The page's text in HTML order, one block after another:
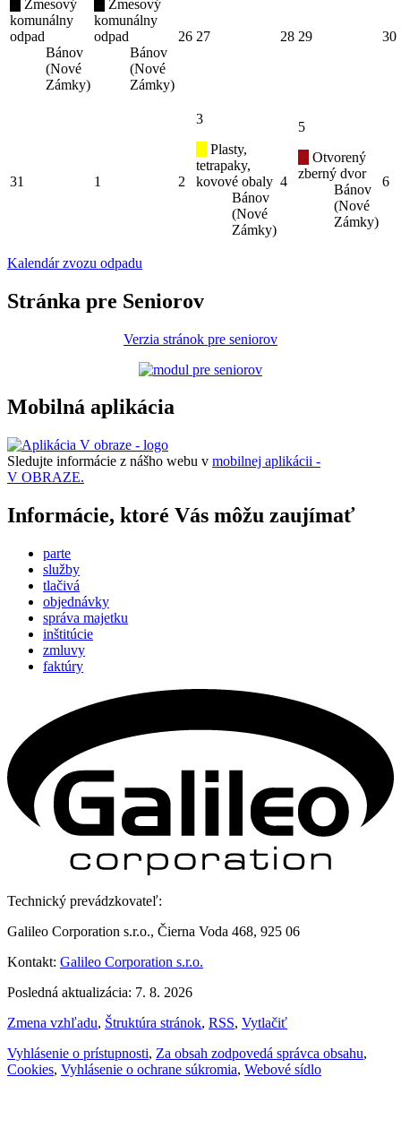
Zmesový
komunálny
odpad
Bánov
(Nové
Zámky)
Zmesový
komunálny
odpad
Bánov
(Nové
Zámky)
26 27 28 29 30
31 1 2
3
Plasty,
tetrapaky,
kovové obaly
Bánov
(Nové
Zámky)
4
5
Otvorený
zberný dvor
Bánov
(Nové
Zámky)
6
Kalendár zvozu odpadu
Stránka pre Seniorov
Verzia stránok pre seniorov
Mobilná aplikácia
Sledujte informácie z nášho webu v mobilnej aplikácii -
V OBRAZE.
Informácie, ktoré Vás môžu zaujímať
parte
služby
tlačivá
objednávky
správa majetku
inštitúcie
zmluvy
faktúry
Technický prevádzkovateľ:
Galileo Corporation s.r.o., Čierna Voda 468, 925 06
Kontakt: Galileo Corporation s.r.o.
Posledná aktualizácia: 7. 8. 2026
Zmena vzhľadu, Štruktúra stránok, RSS, Vytlačiť
Vyhlásenie o prístupnosti, Za obsah zodpovedá správca obsahu,
Cookies, Vyhlásenie o ochrane súkromia, Webové sídlo